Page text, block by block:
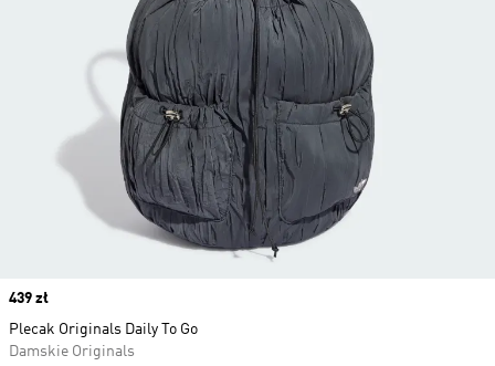
Price
439 zł
Plecak Originals Daily To Go
Damskie Originals